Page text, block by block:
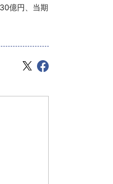
億円、当期